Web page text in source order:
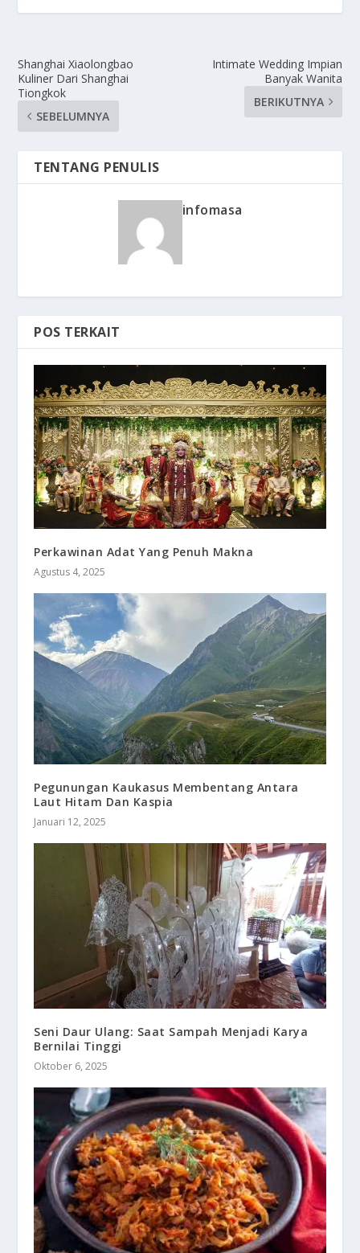
Shanghai Xiaolongbao
Kuliner Dari Shanghai
Tiongkok
SEBELUMNYA
Intimate Wedding Impian
Banyak Wanita
BERIKUTNYA
TENTANG PENULIS
infomasa
POS TERKAIT
Perkawinan Adat Yang Penuh Makna
Agustus 4, 2025
Pegunungan Kaukasus Membentang Antara
Laut Hitam Dan Kaspia
Januari 12, 2025
Seni Daur Ulang: Saat Sampah Menjadi Karya
Bernilai Tinggi
Oktober 6, 2025